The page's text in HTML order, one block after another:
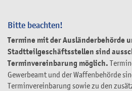
Bitte beachten!
Termine mit der Ausländerbehörde
Stadtteilgeschäftsstellen sind
Terminvereinbarung möglich.
Gewerbeamt und der Waffenbehörde
Terminvereinbarung sowie zu den